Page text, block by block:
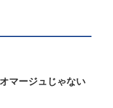
マージュじゃない